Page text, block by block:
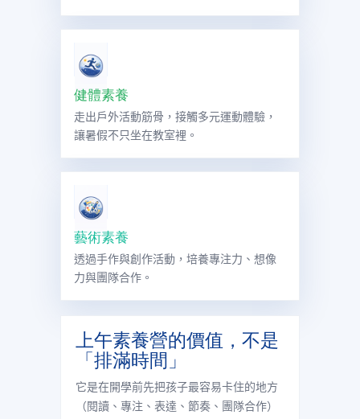
健體素養
走出戶外活動筋骨，接觸多元運動體驗，
讓暑假不只坐在教室裡。
藝術素養
透過手作與創作活動，培養專注力、想像
力與團隊合作。
上午素養營的價值，不是
「排滿時間」
它是在開學前先把孩子最容易卡住的地方
（閱讀、專注、表達、節奏、團隊合作）